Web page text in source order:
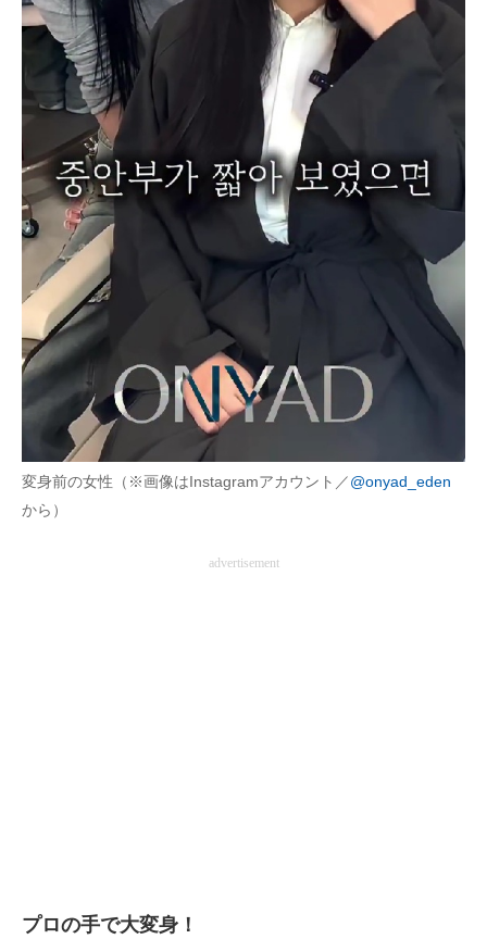
変身前の女性（※画像はInstagramアカウント／@onyad_eden
から）
advertisement
プロの手で大変身！